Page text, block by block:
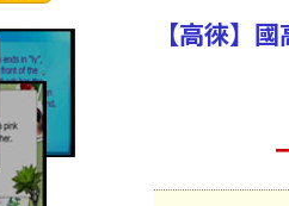
【高徠】